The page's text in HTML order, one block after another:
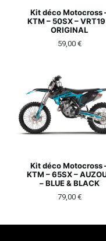
Kit déco Motocross
KTM – 50SX –
ORIGINAL
59,00 €
Kit déco Motocross
KTM – 65SX –
– BLUE & BLACK
79,00 €